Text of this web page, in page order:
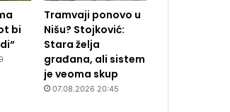
bi
Tramvaji ponovo u
Nišu? Stojković:
Stara želja
građana, ali sistem
je veoma skup
07.08.2026 20:45